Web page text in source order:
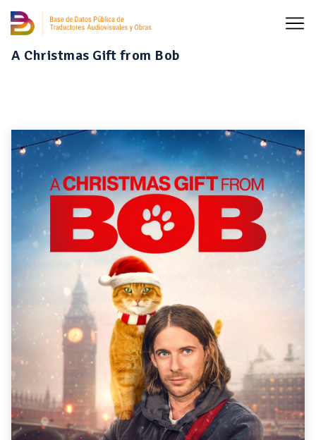
A Christmas Gift from Bob